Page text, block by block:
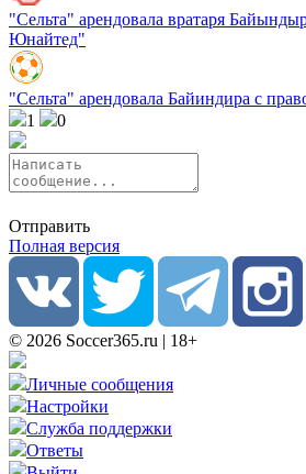
"Сельта" арендовала вратаря
Юнайтед"
"Сельта" арендовала Байиндира с
1
0
Отправить
Полная версия
© 2026 Soccer365.ru | 18+
Личные сообщения
Настройки
Служба поддержки
Ответы